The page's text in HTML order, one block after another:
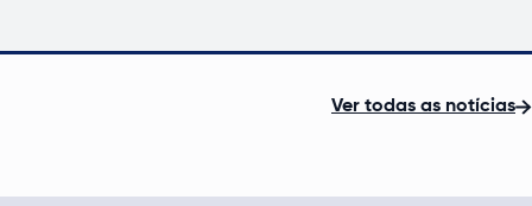
Ver todas as notícias